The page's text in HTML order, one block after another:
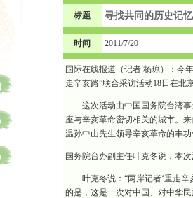
标题 寻找共同的历史记忆
时间 2011/7/20
国际在线报道（记者 杨琼）：今
走辛亥路”联合采访活动18日在北
这次活动由中国国务院台湾事
座与辛亥革命密切相关的城市。
温孙中山先生领导辛亥革命的丰
国务院台办副主任叶克冬说，本
叶克冬说：“两岸记者‘重走辛
的是，这是一次对中国、对中华